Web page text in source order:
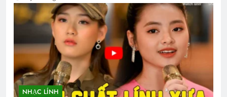
NHẠC LÍNH